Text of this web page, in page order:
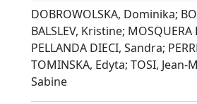
DOBROWOLSKA, Dominika;
BALSLEV, Kristine;
PELLANDA DIECI, Sandra;
TOMINSKA, Edyta; TOSI, Jean-
Sabine